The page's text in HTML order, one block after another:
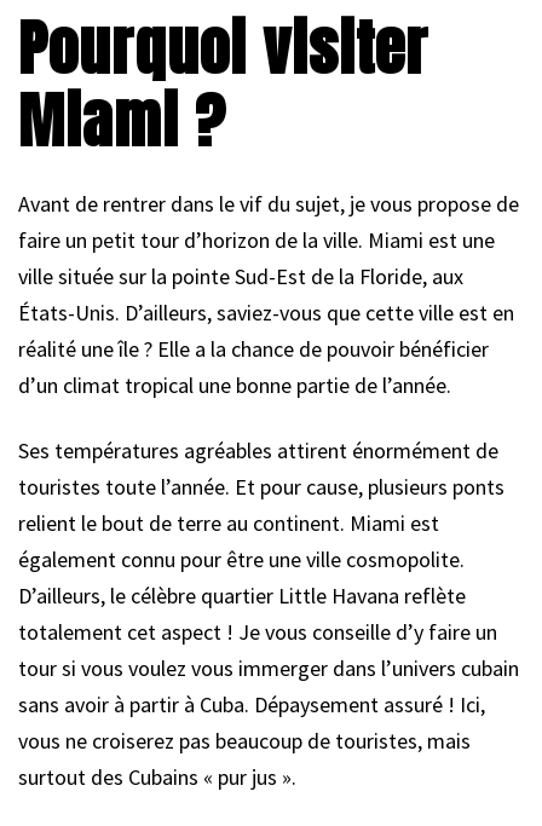
Pourquoi visiter
Miami ?
Avant de rentrer dans le vif du sujet, je vous propose de
faire un petit tour d’horizon de la ville. Miami est une
ville située sur la pointe Sud-Est de la Floride, aux
États-Unis. D’ailleurs, saviez-vous que cette ville est en
réalité une île ? Elle a la chance de pouvoir bénéficier
d’un climat tropical une bonne partie de l’année.
Ses températures agréables attirent énormément de
touristes toute l’année. Et pour cause, plusieurs ponts
relient le bout de terre au continent. Miami est
également connu pour être une ville cosmopolite.
D’ailleurs, le célèbre quartier Little Havana reflète
totalement cet aspect ! Je vous conseille d’y faire un
tour si vous voulez vous immerger dans l’univers cubain
sans avoir à partir à Cuba. Dépaysement assuré ! Ici,
vous ne croiserez pas beaucoup de touristes, mais
surtout des Cubains « pur jus ».